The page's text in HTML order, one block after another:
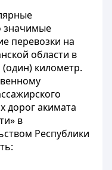
значимые
перевозки на
области в
(один) километр.
дорог акимата
в
Республики